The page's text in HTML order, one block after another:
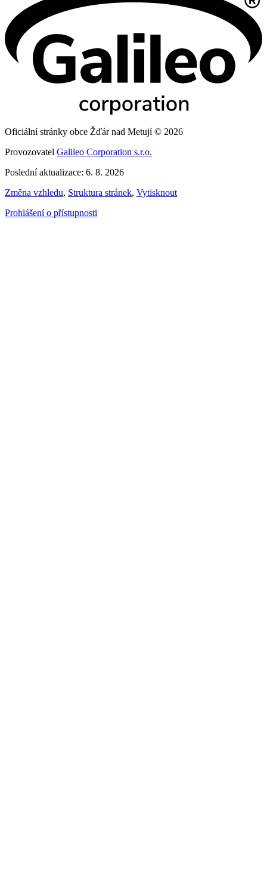
Oficiální stránky obce Žďár nad Metují © 2026
Provozovatel Galileo Corporation s.r.o.
Poslední aktualizace: 6. 8. 2026
Změna vzhledu, Struktura stránek, Vytisknout
Prohlášení o přístupnosti